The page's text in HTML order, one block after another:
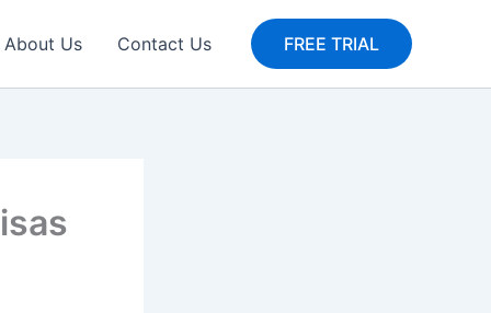
About Us Contact Us FREE TRIAL